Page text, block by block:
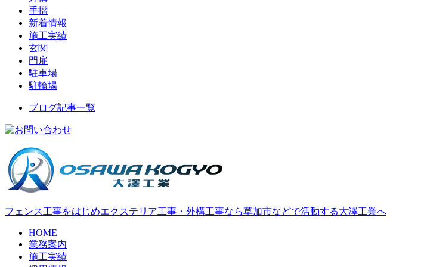
手摺
新着情報
施工実績
玄関
門扉
駐車場
駐輪場
ブログ記事一覧
フェンス工事をはじめエクステリア工事・外構工事なら草加市などで活動する大澤工業へ
HOME
業務案内
施工実績